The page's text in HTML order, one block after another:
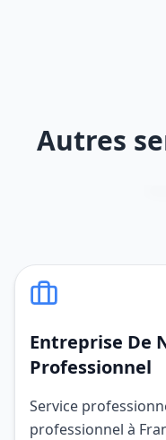
Autres
Entreprise De
Professionnel
Service
professionnel à